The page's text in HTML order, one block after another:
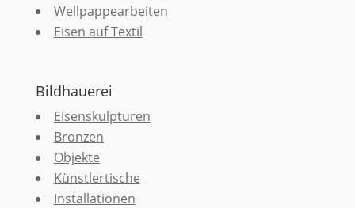
Wellpappearbeiten
Eisen auf Textil
Bildhauerei
Eisenskulpturen
Bronzen
Objekte
Künstlertische
Installationen